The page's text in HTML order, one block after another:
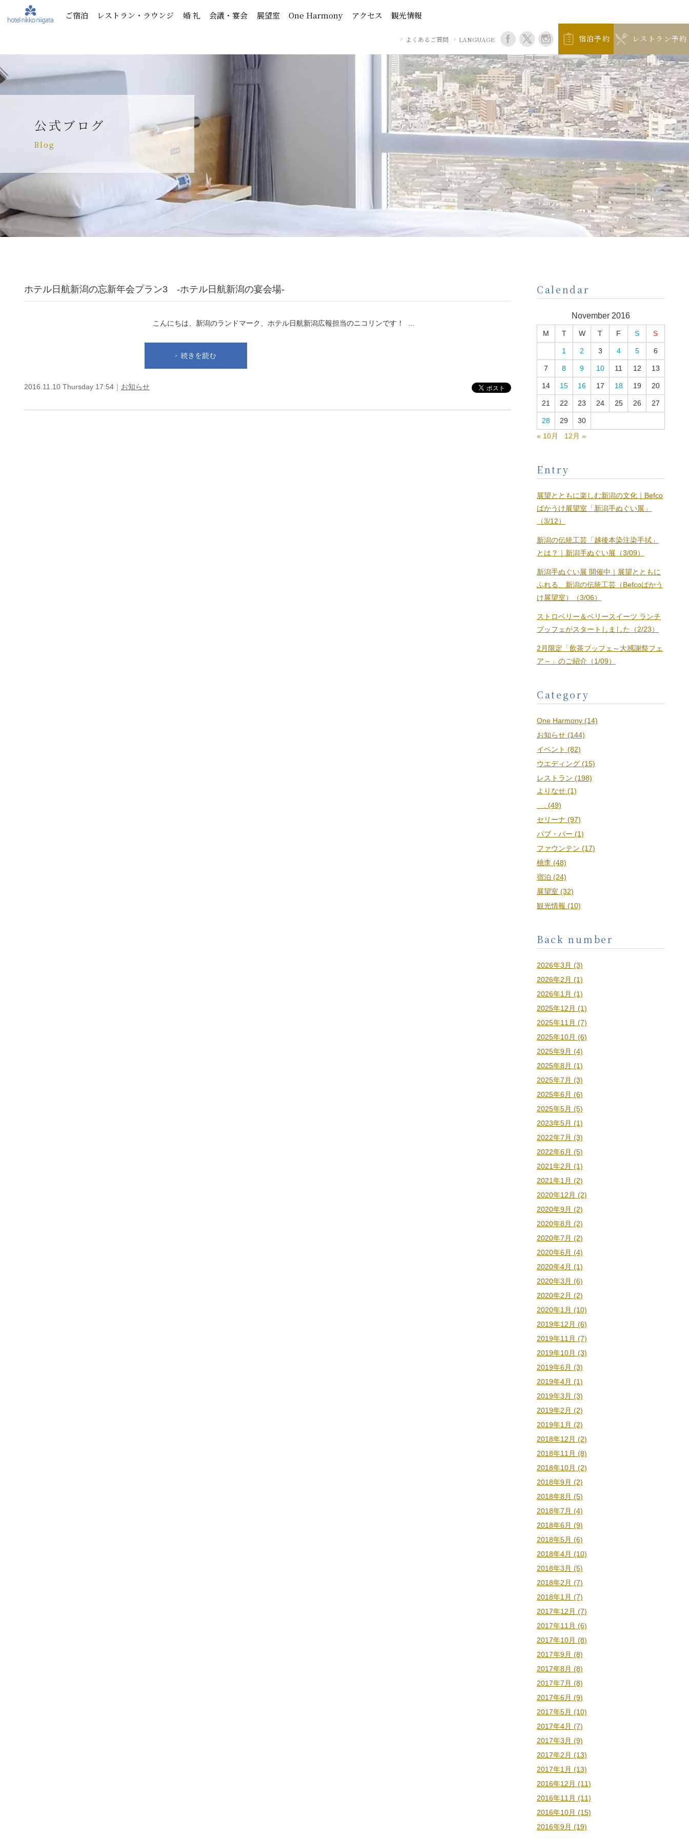
ご宿泊 レストラン・ラウンジ 婚 礼 会議・宴会 展望室 One Harmony アクセス 観光情報
よくあるご質問 LANGUAGE 宿泊予約 レストラン予約
公式ブログ
Blog
ホテル日航新潟の忘新年会プラン3 -ホテル日航新潟の宴会場-
こんにちは、新潟のランドマーク、ホテル日航新潟広報担当のニコリンです！ …
続きを読む
2016.11.10 Thursday 17:54｜ お知らせ
Calendar
November 2016
M T W T F S S
1 2 3 4 5 6
7 8 9 10 11 12 13
14 15 16 17 18 19 20
21 22 23 24 25 26 27
28 29
30
« 10月
12月 »
Entry
展望とともに楽しむ新潟の文化｜Befco
ばかうけ展望室「新潟手ぬぐい展」
（3/12）
新潟の伝統工芸「越後本染注染手拭」
とは？｜新潟手ぬぐい展（3/09）
新潟手ぬぐい展 開催中｜展望とともに
ふれる、新潟の伝統工芸（Befcoばかう
け展望室）（3/06）
ストロベリー＆ベリースイーツ ランチ
ブッフェがスタートしました（2/23）
2月限定「飲茶ブッフェ～大感謝祭フェ
ア～」のご紹介（1/09）
Category
One Harmony (14)
お知らせ (144)
イベント (82)
ウエディング (15)
レストラン (198)
よりなせ (1)
. (49)
セリーナ (97)
パブ・バー (1)
ファウンテン (17)
桃李 (48)
宿泊 (24)
展望室 (32)
観光情報 (10)
Back number
2026年3月 (3)
2026年2月 (1)
2026年1月 (1)
2025年12月 (1)
2025年11月 (7)
2025年10月 (6)
2025年9月 (4)
2025年8月 (1)
2025年7月 (3)
2025年6月 (6)
2025年5月 (5)
2023年5月 (1)
2022年7月 (3)
2022年6月 (5)
2021年2月 (1)
2021年1月 (2)
2020年12月 (2)
2020年9月 (2)
2020年8月 (2)
2020年7月 (2)
2020年6月 (4)
2020年4月 (1)
2020年3月 (6)
2020年2月 (2)
2020年1月 (10)
2019年12月 (6)
2019年11月 (7)
2019年10月 (3)
2019年6月 (3)
2019年4月 (1)
2019年3月 (3)
2019年2月 (2)
2019年1月 (2)
2018年12月 (2)
2018年11月 (8)
2018年10月 (2)
2018年9月 (2)
2018年8月 (5)
2018年7月 (4)
2018年6月 (9)
2018年5月 (6)
2018年4月 (10)
2018年3月 (5)
2018年2月 (7)
2018年1月 (7)
2017年12月 (7)
2017年11月 (6)
2017年10月 (8)
2017年9月 (8)
2017年8月 (8)
2017年7月 (8)
2017年6月 (9)
2017年5月 (10)
2017年4月 (7)
2017年3月 (9)
2017年2月 (13)
2017年1月 (13)
2016年12月 (11)
2016年11月 (11)
2016年10月 (15)
2016年9月 (19)